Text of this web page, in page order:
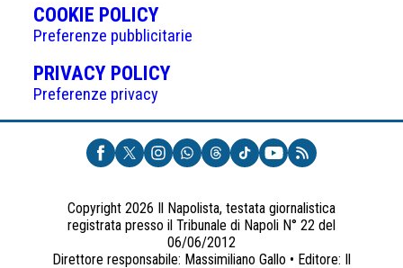
COOKIE POLICY(APRE
IN
UNA
NUOVA
Preferenze pubblicitarie
PRIVACY POLICY(APRE
UNA
NUOVA
SCHEDA)
Preferenze privacy
Copyright 2026 Il Napolista, testata giornalistica
registrata presso il Tribunale di Napoli N° 22 del
06/06/2012
Direttore responsabile: Massimiliano Gallo • Editore: Il